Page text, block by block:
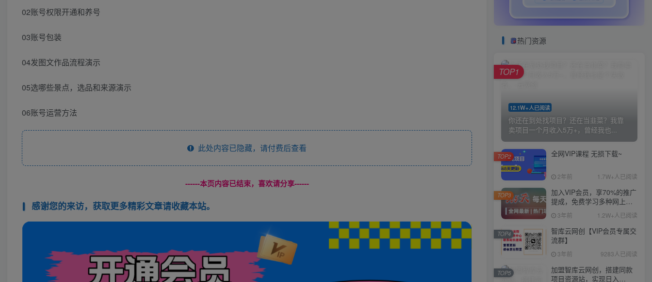
02账号权限开通和养号
03账号包装
04发图文作品流程演示
05选哪些景点，选品和来源演示
06账号运营方法
此处内容已隐藏，请付费后查看
------本页内容已结束，喜欢请分享------
感谢您的来访，获取更多精彩文章请收藏本站。
热门资源
12.1W+人已阅读
你还在到处找项目？还在当韭菜？我靠
卖项目一个月收入5万+，曾经我也...
TOP1
全网VIP课程 无损下载~
2年前 1.7W+人已阅读
TOP2
加入VIP会员，享70%的推广
提成，免费学习多种网上创
业课程，菜鸟秒变大神！
3年前 1.2W+人已阅读
TOP3
智库云网创【VIP会员专属交
流群】
3年前 9283人已阅读
TOP4
加盟智库云网创，搭建同款
项目资源站，实现日入
TOP5